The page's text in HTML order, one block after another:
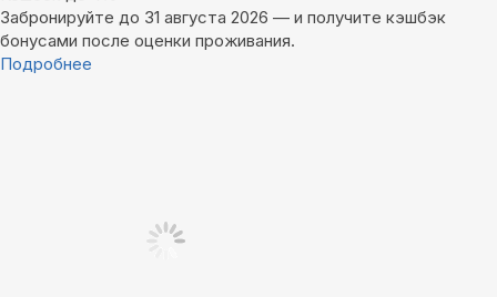
Забронируйте до 31 августа 2026 — и получите кэшбэк
бонусами после оценки проживания.
Подробнее